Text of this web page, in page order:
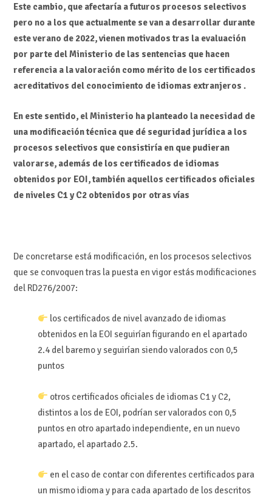
Este cambio, que afectaría a futuros procesos selectivos
pero no a los que actualmente se van a desarrollar durante
este verano de 2022, vienen motivados tras la evaluación
por parte del Ministerio de las sentencias que hacen
referencia a la valoración como mérito de los certificados
acreditativos del conocimiento de idiomas extranjeros .
En este sentido, el Ministerio ha planteado la necesidad de
una modificación técnica que dé seguridad jurídica a los
procesos selectivos que consistiría en que pudieran
valorarse, además de los certificados de idiomas
obtenidos por EOI, también aquellos certificados oficiales
de niveles C1 y C2 obtenidos por otras vías
De concretarse está modificación, en los procesos selectivos
que se convoquen tras la puesta en vigor estás modificaciones
del RD276/2007:
los certificados de nivel avanzado de idiomas
obtenidos en la EOI seguirían figurando en el apartado
2.4 del baremo y seguirían siendo valorados con 0,5
puntos
otros certificados oficiales de idiomas C1 y C2,
distintos a los de EOI, podrían ser valorados con 0,5
puntos en otro apartado independiente, en un nuevo
apartado, el apartado 2.5.
en el caso de contar con diferentes certificados para
un mismo idioma y para cada apartado de los descritos